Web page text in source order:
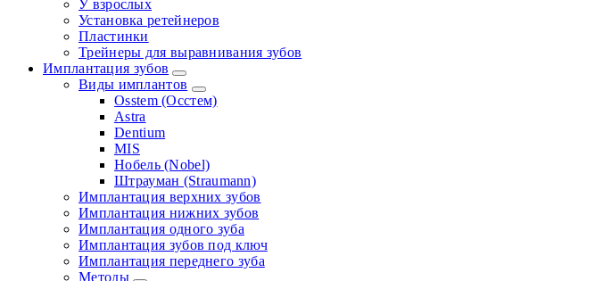
У взрослых
Установка ретейнеров
Пластинки
Трейнеры для выравнивания зубов
Имплантация зубов
Виды имплантов
Osstem (Осстем)
Astra
Dentium
MIS
Нобель (Nobel)
Штрауман (Straumann)
Имплантация верхних зубов
Имплантация нижних зубов
Имплантация одного зуба
Имплантация зубов под ключ
Имплантация переднего зуба
Методы